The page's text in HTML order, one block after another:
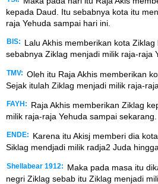
kepada Daud. Itu sebabnya kota itu
raja Yehuda sampai hari ini.
BIS:
Lalu Akhis memberikan kota
sebabnya Ziklag menjadi milik raja-raja
TMV: Oleh itu Raja Akhis memberikan
Sejak itulah Ziklag menjadi milik raja-
FAYH:
Raja Akhis memberikan Ziklag
milik raja-raja Yehuda sampai sekarang.
ENDE:
Karena itu Akisj memberi dia
Siklag mendjadi milik radja2 Juda
Shellabear 1912:
Maka pada masa itu
negri Ziklag sebab itu Ziklag menjadi